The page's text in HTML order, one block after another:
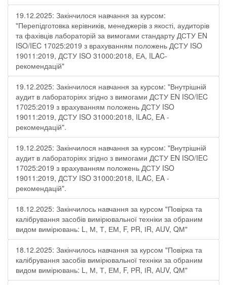
19.12.2025: Закінчилося навчання за курсом:
"Перепідготовка керівників, менеджерів з якості, аудиторів
та фахівців лабораторій за вимогами стандарту ДСТУ EN
ISO/IEC 17025:2019 з врахуванням положень ДСТУ ISO
19011:2019, ДСТУ ISO 31000:2018, ЕА, ILAC-
рекомендацій"
19.12.2025: Закінчилося навчання за курсом: "Внутрішній
аудит в лабораторіях згідно з вимогами ДСТУ EN ISO/IEC
17025:2019 з врахуванням положень ДСТУ ISO
19011:2019, ДСТУ ISO 31000:2018, ILAC, EA -
рекомендацій".
19.12.2025: Закінчилося навчання за курсом: "Внутрішній
аудит в лабораторіях згідно з вимогами ДСТУ EN ISO/IEC
17025:2019 з врахуванням положень ДСТУ ISO
19011:2019, ДСТУ ISO 31000:2018, ILAC, EA -
рекомендацій".
18.12.2025: Закінчилось навчання за курсом "Повірка та
калібрування засобів вимірювальної техніки за обраним
видом вимірювань: L, М, Т, ЕМ, F, РR, ІR, АUV, QМ"
18.12.2025: Закінчилось навчання за курсом "Повірка та
калібрування засобів вимірювальної техніки за обраним
видом вимірювань: L, М, Т, ЕМ, F, РR, ІR, АUV, QМ"